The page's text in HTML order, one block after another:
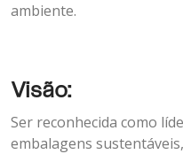
ambiente.
Visão:
Ser reconhecida como
embalagens